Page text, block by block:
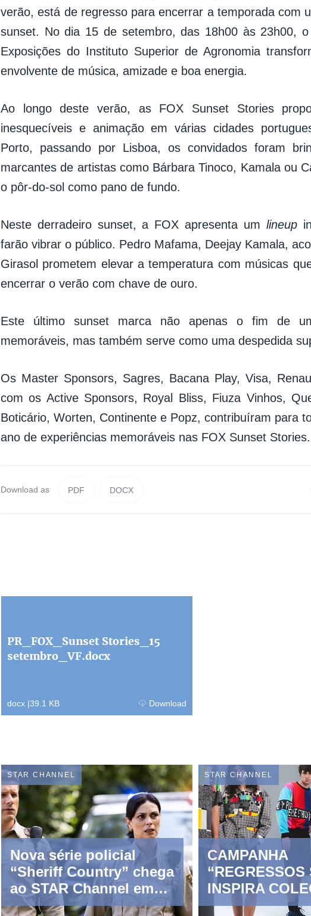
verão, está de regresso para encerrar a temporada com
sunset. No dia 15 de setembro, das 18h00 às 23h00,
Exposições do Instituto Superior de Agronomia
envolvente de música, amizade e boa energia.
Ao longo deste verão, as FOX Sunset Stories
inesquecíveis e animação em várias cidades
Porto, passando por Lisboa, os convidados foram
marcantes de artistas como Bárbara Tinoco, Kamala ou
o pôr-do-sol como pano de fundo.
Neste derradeiro sunset, a FOX apresenta um lineup
farão vibrar o público. Pedro Mafama, Deejay Kamala,
Girasol prometem elevar a temperatura com músicas
encerrar o verão com chave de ouro.
Este último sunset marca não apenas o fim de
memoráveis, mas também serve como uma despedida
Os Master Sponsors, Sagres, Bacana Play, Visa,
com os Active Sponsors, Royal Bliss, Fiuza Vinhos,
Boticário, Worten, Continente e Popz, contribuíram para
ano de experiências memoráveis nas FOX Sunset Stories.
Download as PDF DOCX
PR_FOX_Sunset Stories_15
setembro_VF.docx
docx |39.1 KB Download
STAR CHANNEL
Nova série policial
“Sheriff Country” chega
ao STAR Channel em
março
STAR CHANNEL
CAMPANHA
“REGRESSOS
INSPIRA
ROUPA